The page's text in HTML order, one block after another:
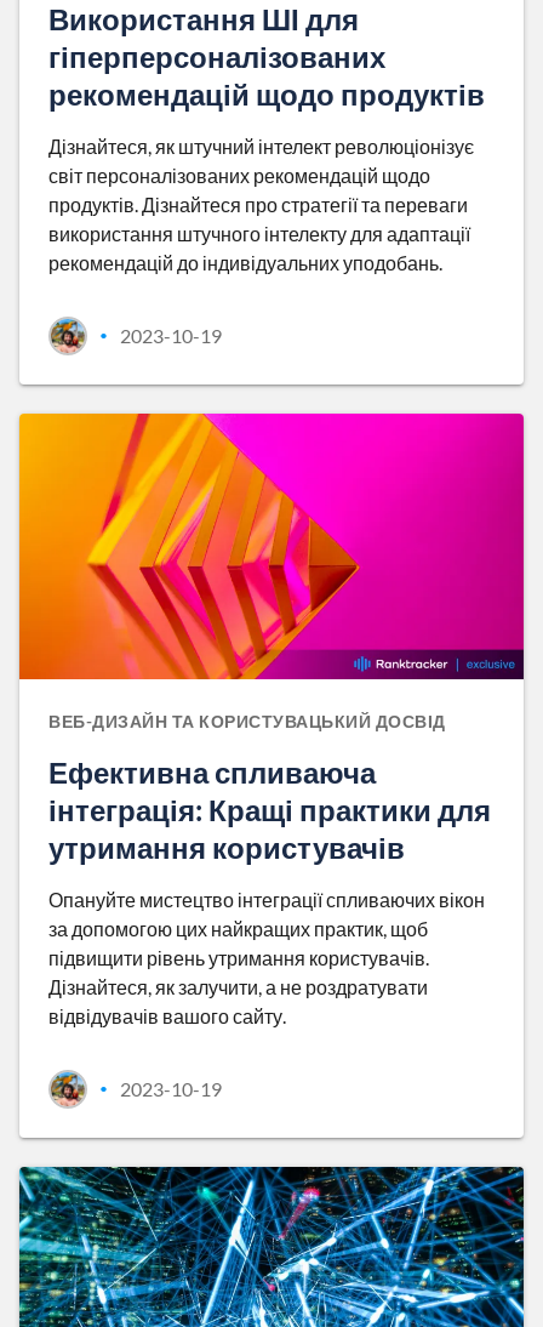
Використання ШІ для
гіперперсоналізованих
рекомендацій щодо продуктів
Дізнайтеся, як штучний інтелект революціонізує
світ персоналізованих рекомендацій щодо
продуктів. Дізнайтеся про стратегії та переваги
використання штучного інтелекту для адаптації
рекомендацій до індивідуальних уподобань.
• 2023-10-19
ВЕБ-ДИЗАЙН ТА КОРИСТУВАЦЬКИЙ ДОСВІД
Ефективна спливаюча
інтеграція: Кращі практики для
утримання користувачів
Опануйте мистецтво інтеграції спливаючих вікон
за допомогою цих найкращих практик, щоб
підвищити рівень утримання користувачів.
Дізнайтеся, як залучити, а не роздратувати
відвідувачів вашого сайту.
• 2023-10-19